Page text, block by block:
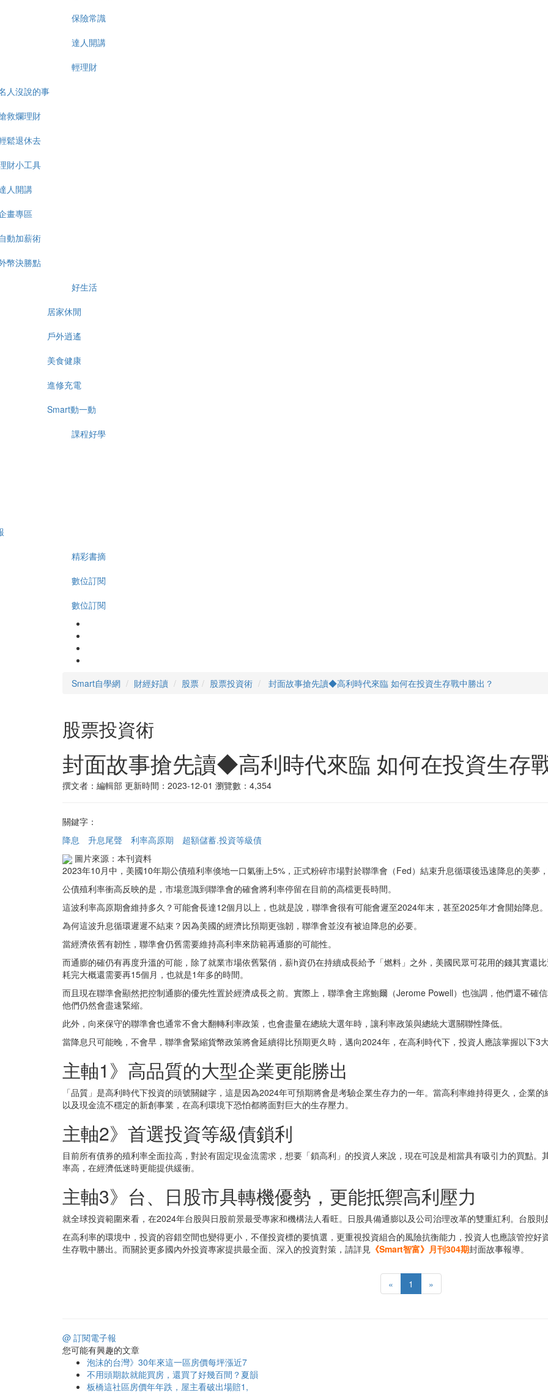
保險常識
達人開講
輕理財
人沒說的事
救爛理財
鬆退休去
財小工具
人開講
畫專區
動加薪術
幣決勝點
好生活
居家休閒
戶外逍遙
美食健康
進修充電
Smart動一動
課程好學
精彩書摘
數位訂閱
數位訂閱
Smart自學網 財經好讀 股票 股票投資術 封面故事搶先讀◆高利時代來臨 如何在投資生存戰中勝出？
股票投資術
封面故事搶先讀◆高利時代來臨 如何在投資生存
撰文者：編輯部 更新時間：2023-12-01 瀏覽數：4,354
關鍵字：
降息
升息尾聲 利率高原期
超額儲蓄.投資等級債
圖片來源：本刊資料
2023年10月中，美國10年期公債殖利率倏地一口氣衝上5%，正式粉碎市場對於聯準會（Fed）結束升息循環後迅速降息的美夢
公債殖利率衝高反映的是，市場意識到聯準會的確會將利率停留在目前的高檔更長時間。
這波利率高原期會維持多久？可能會長達12個月以上，也就是說，聯準會很有可能會遲至2024年末，甚至2025年才會開始降息。
為何這波升息循環遲遲不結束？因為美國的經濟比預期更強韌，聯準會並沒有被迫降息的必要。
當經濟依舊有韌性，聯準會仍舊需要維持高利率來防範再通膨的可能性。
而通膨的確仍有再度升溫的可能，除了就業市場依舊緊俏，薪h資仍在持續成長給予「燃料」之外，美國民眾可花用的錢其實還
耗完大概還需要再15個月，也就是1年多的時間。
而且現在聯準會顯然把控制通膨的優先性置於經濟成長之前。實際上，聯準會主席鮑爾（Jerome Powell）也強調，他們還不確
他們仍然會盡速緊縮。
此外，向來保守的聯準會也通常不會大翻轉利率政策，也會盡量在總統大選年時，讓利率政策與總統大選關聯性降低。
當降息只可能晚，不會早，聯準會緊縮貨幣政策將會延續得比預期更久時，邁向2024年，在高利時代下，投資人應該掌握以下3
主軸1》高品質的大型企業更能勝出
「品質」是高利時代下投資的頭號關鍵字，這是因為2024年可預期將會是考驗企業生存力的一年。當高利率維持得更久，企業
以及現金流不穩定的新創事業，在高利環境下恐怕都將面對巨大的生存壓力。
主軸2》首選投資等級債鎖利
目前所有債券的殖利率全面拉高，對於有固定現金流需求，想要「鎖高利」的投資人來說，現在可說是相當具有吸引力的買點
率高，在經濟低迷時更能提供緩衝。
主軸3》台、日股市具轉機優勢，更能抵禦高利壓力
就全球投資範圍來看，在2024年台股與日股前景最受專家和機構法人看旺。日股具備通膨以及公司治理改革的雙重紅利。台股則
在高利率的環境中，投資的容錯空間也變得更小，不僅投資標的要慎選，更重視投資組合的風險抗衡能力，投資人也應該管控
生存戰中勝出。而關於更多國內外投資專家提拱最全面、深入的投資對策，請詳見 《Smart智富》月刊304期封面故事報導。
« 1 »
@ 訂閱電子報
您可能有興趣的文章
泡沫的台灣》30年來這一區房價每坪漲近7
不用頭期款就能買房，還買了好幾百間？夏韻
板橋這社區房價年年跌，屋主看破出場賠1,